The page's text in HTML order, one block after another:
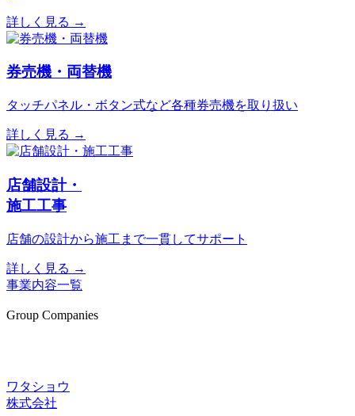
詳しく見る →
券売機・両替機
タッチパネル・ボタン式など各種券売機を取り扱い
詳しく見る →
店舗設計・
施工工事
店舗の設計から施工まで一貫してサポート
詳しく見る →
事業内容一覧
Group Companies
ワタショウ
株式会社